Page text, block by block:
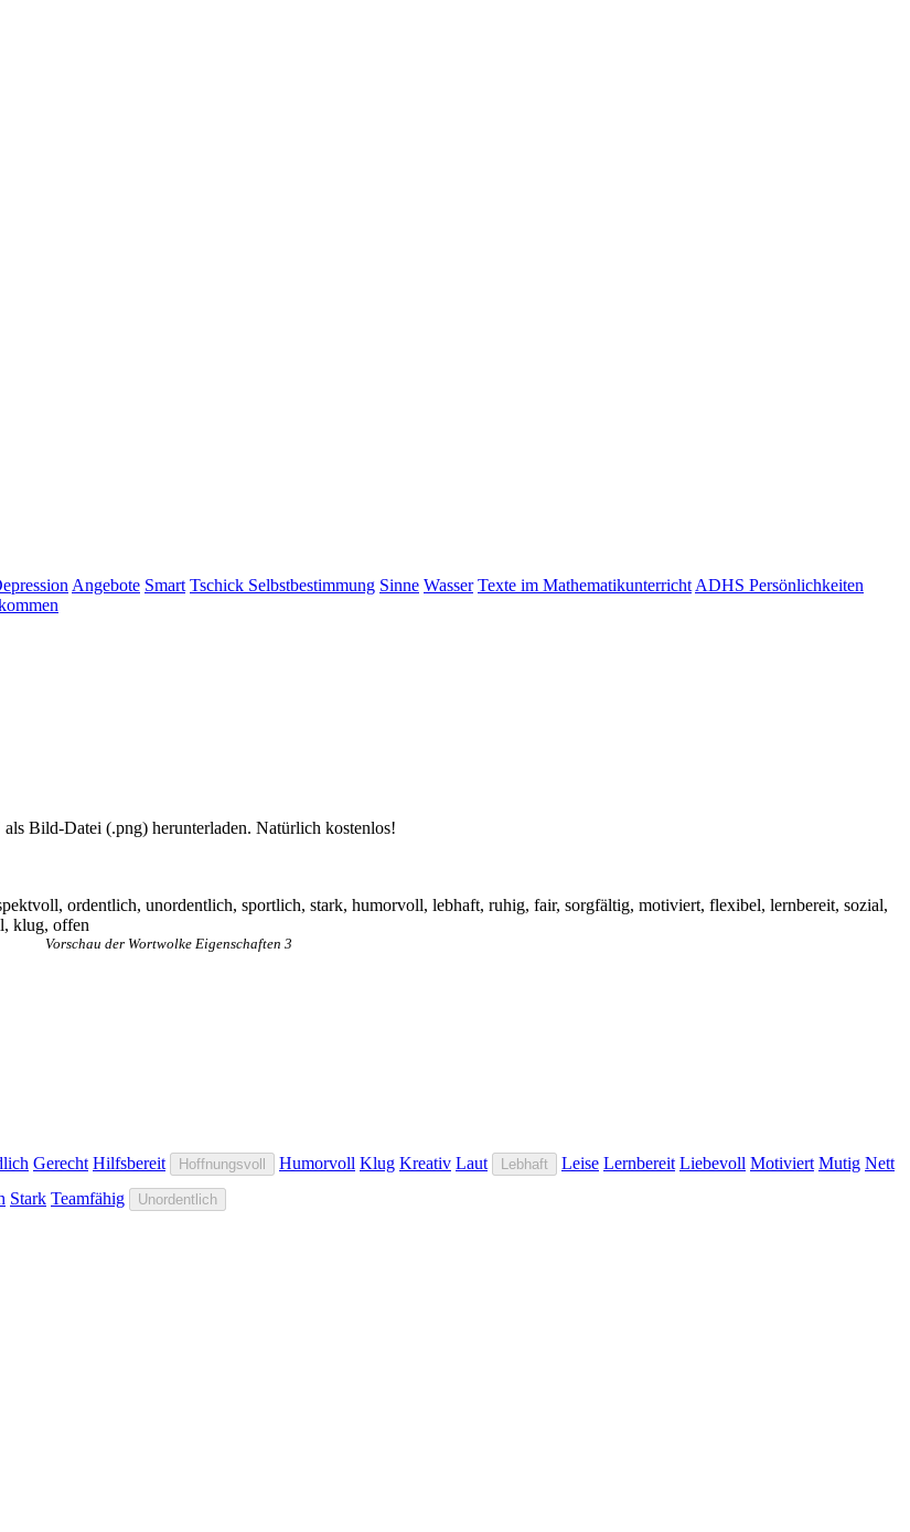
Angebote Smart Tschick Selbstbestimmung Sinne Wasser Texte im Mathematikunterricht ADHS Persönlichkeiten
als Bild-Datei (.png) herunterladen. Natürlich kostenlos!
ordentlich, unordentlich, sportlich, stark, humorvoll, lebhaft, ruhig, fair, sorgfältig, motiviert, flexibel, lernbereit, sozial,
klug, offen
Vorschau der Wortwolke Eigenschaften 3
Gerecht Hilfsbereit Hoffnungsvoll Humorvoll Klug Kreativ Laut Lebhaft Leise Lernbereit Liebevoll Motiviert Mutig Nett
Stark Teamfähig Unordentlich